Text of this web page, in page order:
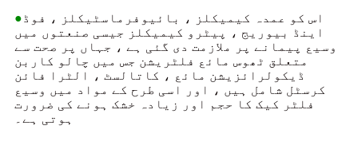
● اس کو عمدہ کیمیکلز ، بائیوفرماسٹیکلز ، فوڈ
اینڈ بیوریج ، پیٹرو کیمیکلز جیسی صنعتوں میں
وسیع پیمانے پر ملازمت دی گئی ہے ، جہاں پر صحت سے
متعلق ٹھوس مائع فلٹریشن جس میں چالو کاربن
ڈیکولرائزیشن مائع ، کاتالسٹ ، الٹرا فائن
کرسٹل شامل ہیں ، اور اسی طرح کے مواد میں وسیع
فلٹر کیک کا حجم اور زیادہ خشک ہونے کی ضرورت
ہوتی ہے۔